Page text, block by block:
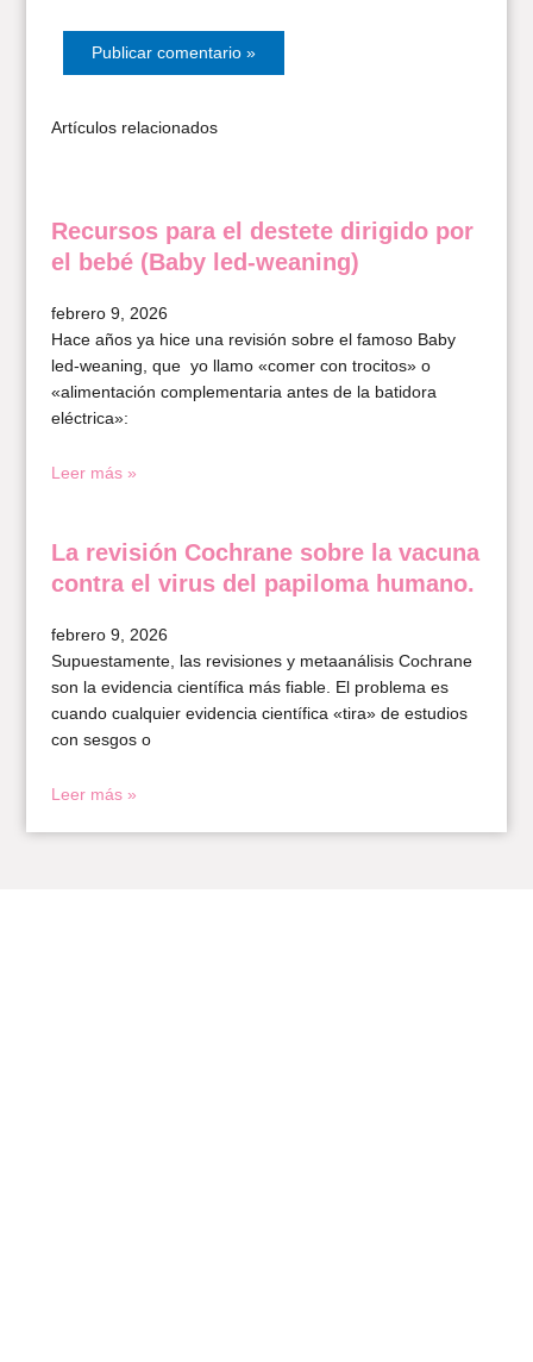
Artículos relacionados
Recursos para el destete dirigido por
el bebé (Baby led-weaning)
febrero 9, 2026
Hace años ya hice una revisión sobre el famoso Baby
led-weaning, que yo llamo «comer con trocitos» o
«alimentación complementaria antes de la batidora
eléctrica»:
Leer más »
La revisión Cochrane sobre la vacuna
contra el virus del papiloma humano.
febrero 9, 2026
Supuestamente, las revisiones y metaanálisis Cochrane
son la evidencia científica más fiable. El problema es
cuando cualquier evidencia científica «tira» de estudios
con sesgos o
Leer más »